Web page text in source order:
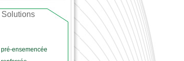
Solutions
ensemencée